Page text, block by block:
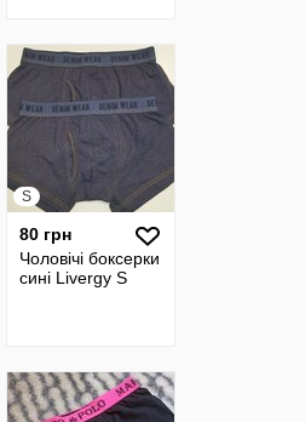
S
80 грн
Чоловічі боксерки
сині Livergy S